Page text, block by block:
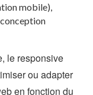
mobile),
le responsive
ou adapter
en fonction du